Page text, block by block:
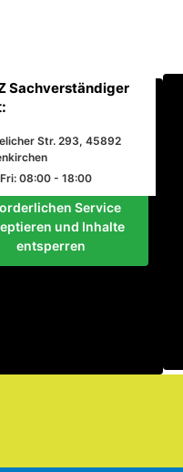
Sachverständiger
Str. 293, 45892
08:00 - 18:00
Service
und Inhalte
entsperren